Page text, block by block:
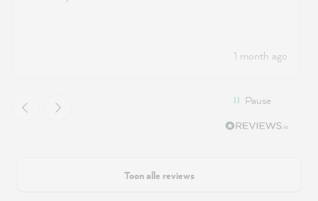
1 month ago
Pause
Toon alle reviews